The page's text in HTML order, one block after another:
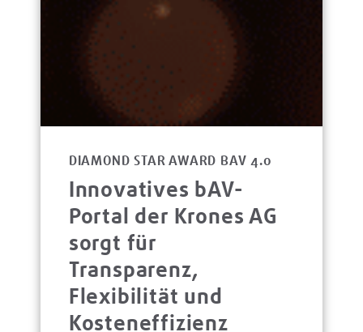
DIAMOND STAR AWARD BAV 4.0
Innovatives bAV-
Portal der Krones AG
sorgt für
Transparenz,
Flexibilität und
Kosteneffizienz